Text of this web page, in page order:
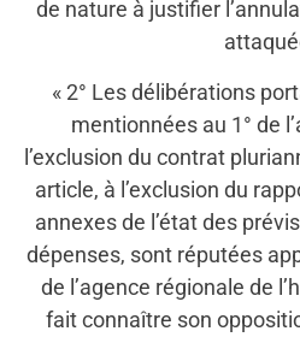
de nature à justifier
« 2° Les délibérations
mentionnées au 1° de
l’exclusion du contrat
article, à l’exclusion du
annexes de l’état des
dépenses, sont réputées
de l’agence régionale de
fait connaître son